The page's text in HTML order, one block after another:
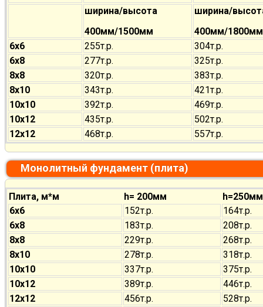
ширина/высота
400мм/1500мм
ширина/
400мм/1800мм
6х6
255т.р.
304т.р.
6х8
277т.р.
325т.р.
8х8
320т.р.
383т.р.
8х10
343т.р.
421т.р.
10х10
392т.р.
469т.р.
10х12
435т.р.
502т.р.
12х12
468т.р. 557т.р.
Монолитный фундамент (плита)
Плита, м*м h= 200мм
h=250мм
6х6
152т.р.
164т.р.
6х8
183т.р.
208т.р.
8х8
229т.р.
268т.р.
8х10
278т.р.
318т.р.
10х10
337т.р.
375т.р.
10х12
389т.р.
446т.р.
12х12
456т.р. 528т.р.